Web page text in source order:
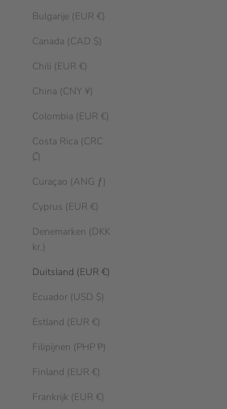
Bulgarije (EUR €)
Canada (CAD $)
Chili (EUR €)
China (CNY ¥)
Colombia (EUR €)
Costa Rica (CRC
₡)
Curaçao (ANG ƒ)
Cyprus (EUR €)
Denemarken (DKK
kr.)
Duitsland (EUR €)
Ecuador (USD $)
Estland (EUR €)
Filipijnen (PHP ₱)
Finland (EUR €)
Frankrijk (EUR €)